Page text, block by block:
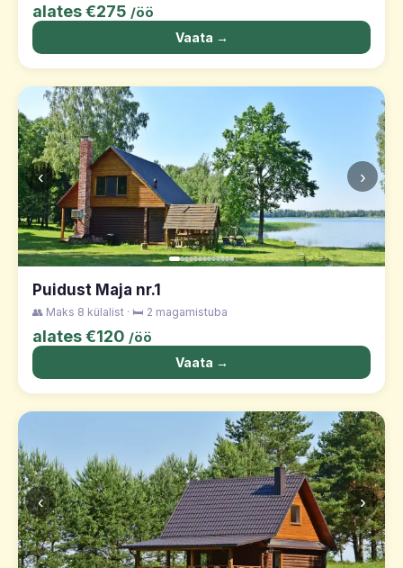
alates €275 /öö
Vaata →
‹ ›
Puidust Maja nr.1
👥 Maks 8 külalist · 🛏️ 2 magamistuba
alates €120 /öö
Vaata →
‹ ›